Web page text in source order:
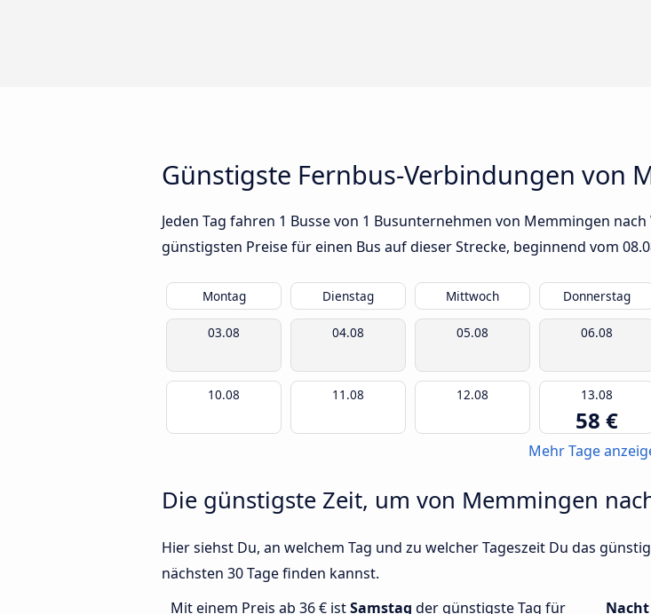
Günstigste Fernbus-Verbindungen von
Jeden Tag fahren 1 Busse von 1 Busunternehmen von Memmingen
günstigsten Preise für einen Bus auf dieser Strecke, beginnend vom
Montag Dienstag Mittwoch Donnerstag
03.08 04.08 05.08 06.08
10.08 11.08 12.08 13.08
58 €
Mehr Tage
Die günstigste Zeit, um von Memmingen
Hier siehst Du, an welchem Tag und zu welcher Tageszeit Du das
nächsten 30 Tage finden kannst.
Mit einem Preis ab 36 € istSamstag der günstigste Tag für Nacht